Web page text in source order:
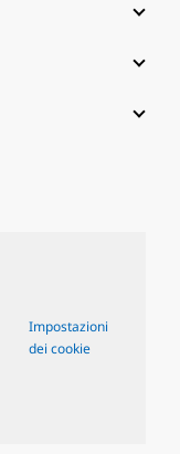
Impostazioni
dei cookie